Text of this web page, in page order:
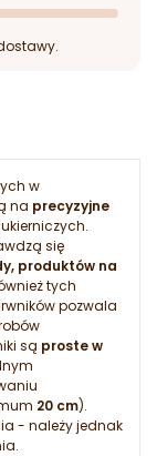
w
na precyzyjne
się
produktów na
tych
pozwala
są proste w
20 cm).
- należy jednak